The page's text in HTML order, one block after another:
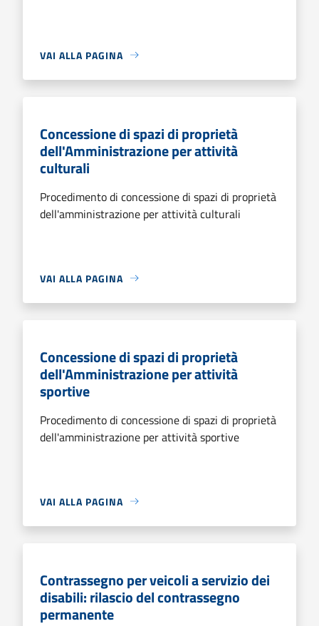
VAI ALLA PAGINA
Concessione di spazi di proprietà
dell'Amministrazione per attività
culturali
Procedimento di concessione di spazi di proprietà
dell'amministrazione per attività culturali
VAI ALLA PAGINA
Concessione di spazi di proprietà
dell'Amministrazione per attività
sportive
Procedimento di concessione di spazi di proprietà
dell'amministrazione per attività sportive
VAI ALLA PAGINA
Contrassegno per veicoli a servizio dei
disabili: rilascio del contrassegno
permanente